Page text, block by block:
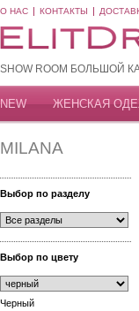
О НАС КОНТАКТЫ
SHOW ROOM БОЛЬШОЙ
NEW ЖЕНСКАЯ
MILANA
Выбор по разделу
Выбор по цвету
Черный